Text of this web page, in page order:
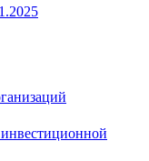
инвестиционной